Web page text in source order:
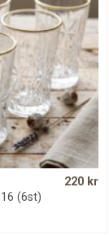
(6st)
220 kr